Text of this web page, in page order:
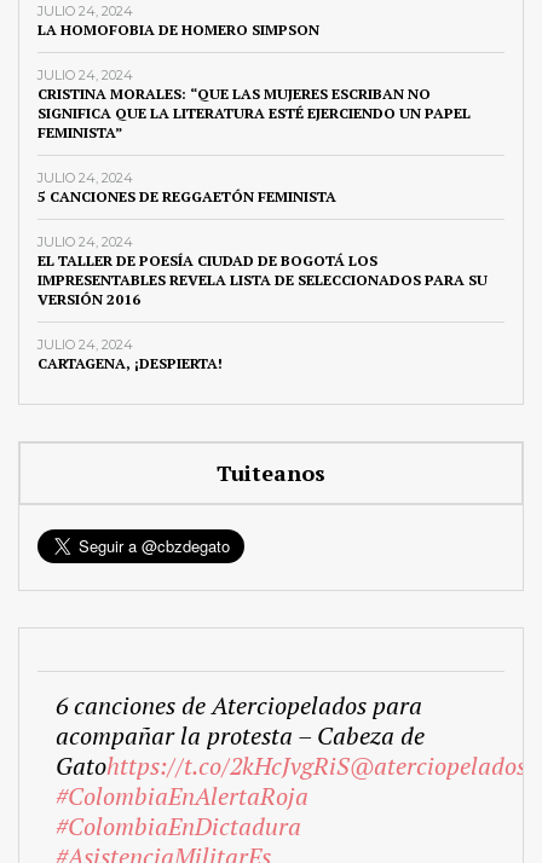
JULIO 24, 2024
LA HOMOFOBIA DE HOMERO SIMPSON
JULIO 24, 2024
CRISTINA MORALES: “QUE LAS MUJERES ESCRIBAN NO
SIGNIFICA QUE LA LITERATURA ESTÉ EJERCIENDO UN PAPEL
FEMINISTA”
JULIO 24, 2024
5 CANCIONES DE REGGAETÓN FEMINISTA
JULIO 24, 2024
EL TALLER DE POESÍA CIUDAD DE BOGOTÁ LOS
IMPRESENTABLES REVELA LISTA DE SELECCIONADOS PARA SU
VERSIÓN 2016
JULIO 24, 2024
CARTAGENA, ¡DESPIERTA!
Tuiteanos
6 canciones de Aterciopelados para
acompañar la protesta – Cabeza de
Gatohttps://t.co/2kHcJvgRiS@aterciopelados
#ColombiaEnAlertaRoja
#ColombiaEnDictadura
#AsistenciaMilitarEs